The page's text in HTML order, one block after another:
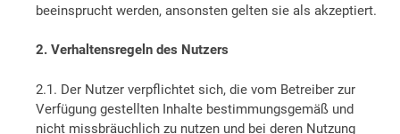
beeinsprucht werden, ansonsten gelten sie als akzeptiert.
2. Verhaltensregeln des Nutzers
2.1. Der Nutzer verpflichtet sich, die vom Betreiber zur
Verfügung gestellten Inhalte bestimmungsgemäß und
nicht missbräuchlich zu nutzen und bei deren Nutzung